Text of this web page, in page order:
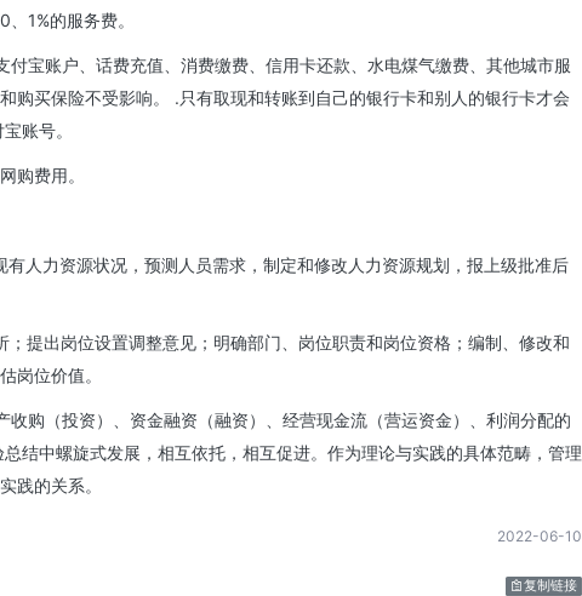
1%的服务费。
付宝账户、话费充值、消费缴费、信用卡还款、水电煤气缴费、其他城市服
购买保险不受影响。 .只有取现和转账到自己的银行卡和别人的银行卡才会
账号。
购费用。
有人力资源状况，预测人员需求，制定和修改人力资源规划，报上级批准后
；提出岗位设置调整意见；明确部门、岗位职责和岗位资格；编制、修改和
岗位价值。
收购（投资）、资金融资（融资）、经营现金流（营运资金）、利润分配的
结中螺旋式发展，相互依托，相互促进。作为理论与实践的具体范畴，管理
践的关系。
2022-06-10
复制链接